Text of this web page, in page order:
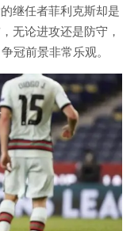
继任者菲利克斯却是
无论进攻还是防守，
冠前景非常乐观。